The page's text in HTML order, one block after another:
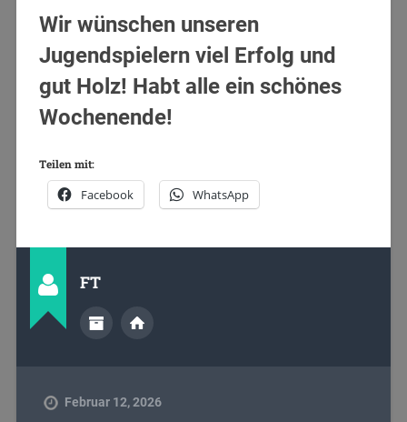
Wir wünschen unseren
Jugendspielern viel Erfolg und
gut Holz! Habt alle ein schönes
Wochenende!
Teilen mit:
Facebook WhatsApp
FT
Februar 12, 2026